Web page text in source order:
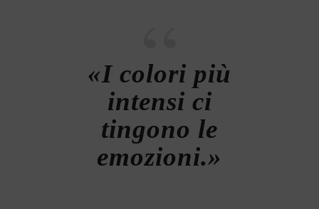
«I colori più
intensi ci
tingono le
emozioni.»